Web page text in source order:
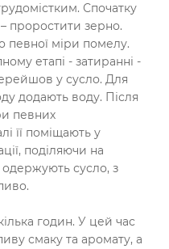
Спочатку
проростити зерно.
певної міри помелу.
етапі - затиранні -
у сусло. Для
додають воду. Після
певних
її поміщають у
поділяючи на
одержують сусло, з
годин. У цей час
смаку та аромату, а